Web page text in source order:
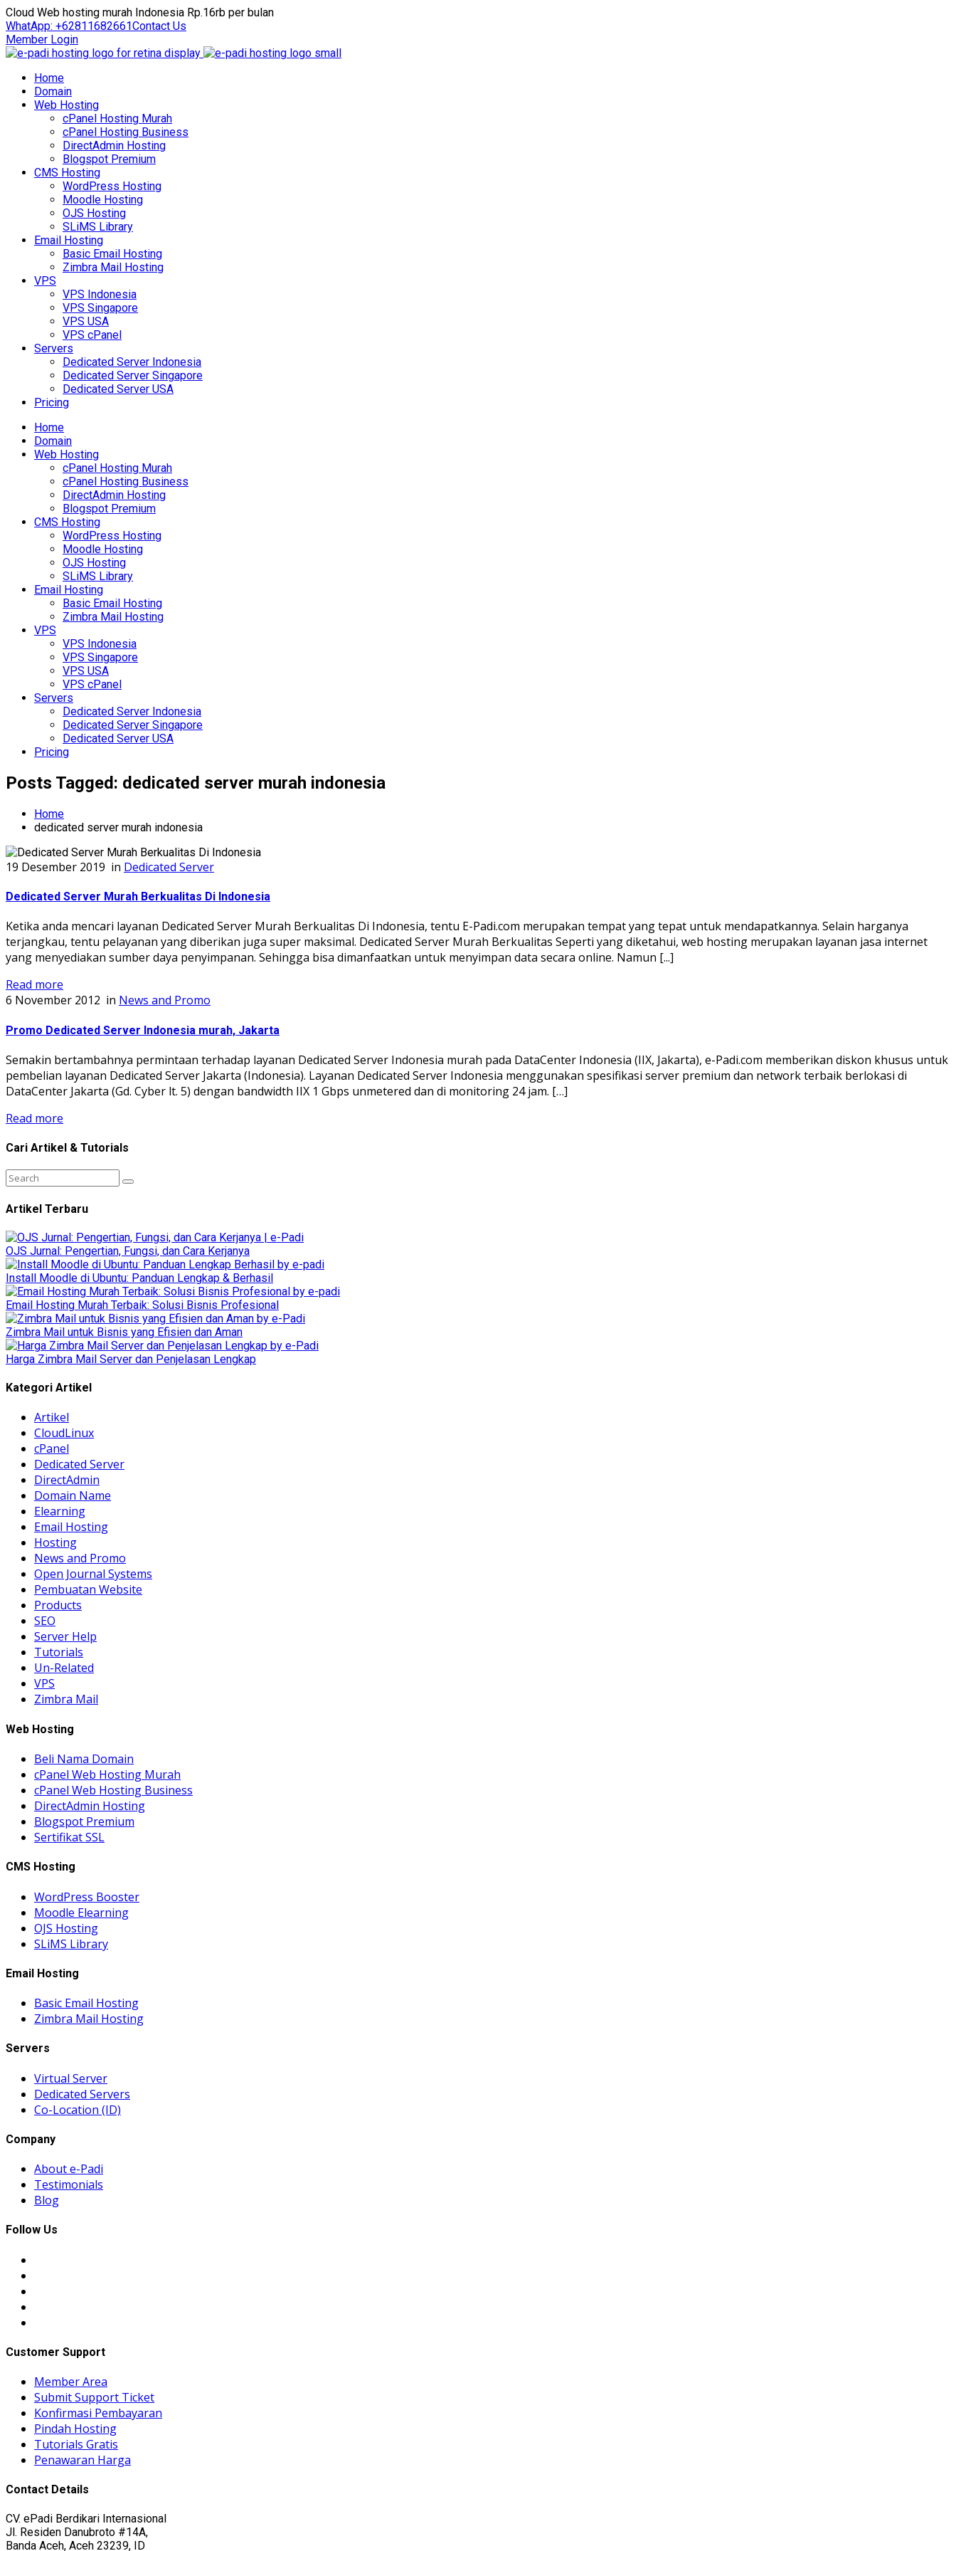
Cloud Web hosting murah Indonesia Rp.16rb per bulan
WhatApp: +62811682661Contact Us
Member Login
Home
Domain
Web Hosting
cPanel Hosting Murah
cPanel Hosting Business
DirectAdmin Hosting
Blogspot Premium
CMS Hosting
WordPress Hosting
Moodle Hosting
OJS Hosting
SLiMS Library
Email Hosting
Basic Email Hosting
Zimbra Mail Hosting
VPS
VPS Indonesia
VPS Singapore
VPS USA
VPS cPanel
Servers
Dedicated Server Indonesia
Dedicated Server Singapore
Dedicated Server USA
Pricing
Home
Domain
Web Hosting
cPanel Hosting Murah
cPanel Hosting Business
DirectAdmin Hosting
Blogspot Premium
CMS Hosting
WordPress Hosting
Moodle Hosting
OJS Hosting
SLiMS Library
Email Hosting
Basic Email Hosting
Zimbra Mail Hosting
VPS
VPS Indonesia
VPS Singapore
VPS USA
VPS cPanel
Servers
Dedicated Server Indonesia
Dedicated Server Singapore
Dedicated Server USA
Pricing
Posts Tagged: dedicated server murah indonesia
Home
dedicated server murah indonesia
19 Desember 2019 in Dedicated Server
Dedicated Server Murah Berkualitas Di Indonesia
Ketika anda mencari layanan Dedicated Server Murah Berkualitas Di Indonesia, tentu E-Padi.com merupakan tempat yang tepat untuk mendapatkannya. Selain harganya
terjangkau, tentu pelayanan yang diberikan juga super maksimal. Dedicated Server Murah Berkualitas Seperti yang diketahui, web hosting merupakan layanan jasa internet
yang menyediakan sumber daya penyimpanan. Sehingga bisa dimanfaatkan untuk menyimpan data secara online. Namun [...]
Read more
6 November 2012 in News and Promo
Promo Dedicated Server Indonesia murah, Jakarta
Semakin bertambahnya permintaan terhadap layanan Dedicated Server Indonesia murah pada DataCenter Indonesia (IIX, Jakarta), e-Padi.com memberikan diskon khusus untuk
pembelian layanan Dedicated Server Jakarta (Indonesia). Layanan Dedicated Server Indonesia menggunakan spesifikasi server premium dan network terbaik berlokasi di
DataCenter Jakarta (Gd. Cyber lt. 5) dengan bandwidth IIX 1 Gbps unmetered dan di monitoring 24 jam. […]
Read more
Cari Artikel & Tutorials
Artikel Terbaru
OJS Jurnal: Pengertian, Fungsi, dan Cara Kerjanya
Install Moodle di Ubuntu: Panduan Lengkap & Berhasil
Email Hosting Murah Terbaik: Solusi Bisnis Profesional
Zimbra Mail untuk Bisnis yang Efisien dan Aman
Harga Zimbra Mail Server dan Penjelasan Lengkap
Kategori Artikel
Artikel
CloudLinux
cPanel
Dedicated Server
DirectAdmin
Domain Name
Elearning
Email Hosting
Hosting
News and Promo
Open Journal Systems
Pembuatan Website
Products
SEO
Server Help
Tutorials
Un-Related
VPS
Zimbra Mail
Web Hosting
Beli Nama Domain
cPanel Web Hosting Murah
cPanel Web Hosting Business
DirectAdmin Hosting
Blogspot Premium
Sertifikat SSL
CMS Hosting
WordPress Booster
Moodle Elearning
OJS Hosting
SLiMS Library
Email Hosting
Basic Email Hosting
Zimbra Mail Hosting
Servers
Virtual Server
Dedicated Servers
Co-Location (ID)
Company
About e-Padi
Testimonials
Blog
Follow Us
Customer Support
Member Area
Submit Support Ticket
Konfirmasi Pembayaran
Pindah Hosting
Tutorials Gratis
Penawaran Harga
Contact Details
CV. ePadi Berdikari Internasional
Jl. Residen Danubroto #14A,
Banda Aceh, Aceh 23239, ID